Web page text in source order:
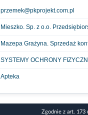
przemek@pkprojekt.com.pl
Mieszko. Sp. z o.o.
Mazepa Grażyna. Sprzedaż
SYSTEMY OCHRONY
Apteka
Zgodnie z art. 173